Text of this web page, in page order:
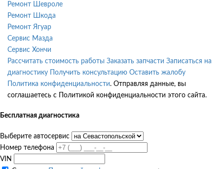
Ремонт Шевроле
Ремонт Шкода
Ремонт Ягуар
Сервис Мазда
Сервис Хончи
Рассчитать стоимость работы Заказать запчасти Записаться на
диагностику
Получить консультацию Оставить жалобу
Политика конфиденциальности. Отправляя данные, вы
соглашаетесь с Политикой конфиденциальности этого сайта.
Бесплатная диагностика
Выберите автосервис
Номер телефона
VIN